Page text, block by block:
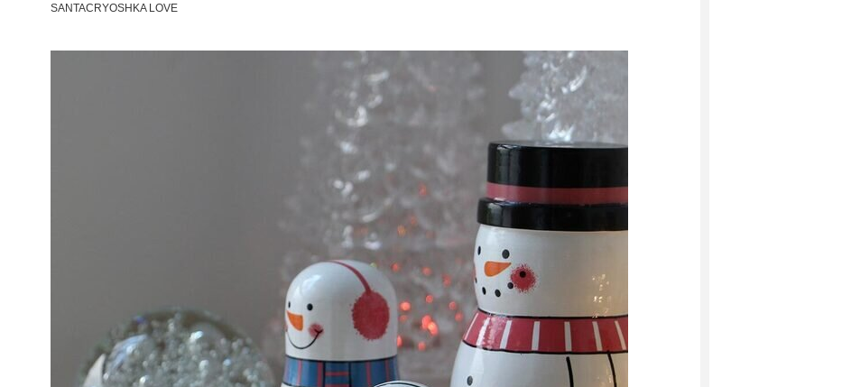
SANTACRYOSHKA LOVE